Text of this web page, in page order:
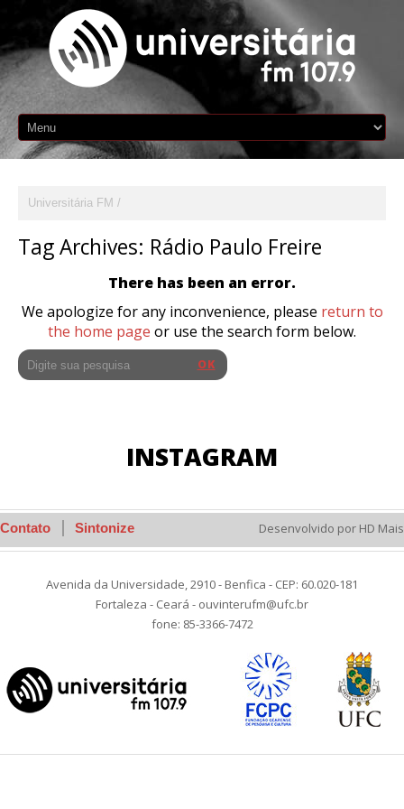
Universitária FM
Tag Archives: Rádio Paulo Freire
There has been an error.
We apologize for any inconvenience, please return to
the home page or use the search form below.
INSTAGRAM
Contato Sintonize Desenvolvido por HD Mais
Avenida da Universidade, 2910 - Benfica - CEP: 60.020-181
Fortaleza - Ceará - ouvinterufm@ufc.br
fone: 85-3366-7472